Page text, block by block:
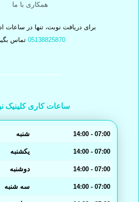
همکاری با ما
برای دریافت نوبت، تنها در ساعات
05138825870 تماس
ساعات کاری کلینیک
شنبه 14:00 - 07:00
یکشنبه 14:00 - 07:00
دوشنبه 14:00 - 07:00
سه شنبه 14:00 - 07:00